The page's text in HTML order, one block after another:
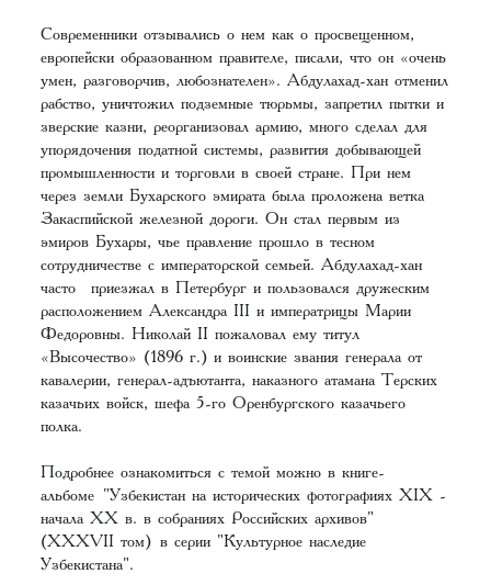
Современники отзывались о нем как о просвещенном,
европейски образованном правителе, писали, что он «очень
умен, разговорчив, любознателен». Абдулахад-хан отменил
рабство, уничтожил подземные тюрьмы, запретил пытки и
зверские казни, реорганизовал армию, много сделал для
упорядочения податной системы, развития добывающей
промышленности и торговли в своей стране. При нем
через земли Бухарского эмирата была проложена ветка
Закаспийской железной дороги. Он стал первым из
эмиров Бухары, чье правление прошло в тесном
сотрудничестве с императорской семьей. Абдулахад-хан
часто приезжал в Петербург и пользовался дружеским
расположением Александра III и императрицы Марии
Федоровны. Николай II пожаловал ему титул
«Высочество» (1896 г.) и воинские звания генерала от
кавалерии, генерал-адъютанта, наказного атамана Терских
казачьих войск, шефа 5-го Оренбургского казачьего
полка.
Подробнее ознакомиться с темой можно в книге-
альбоме "Узбекистан на исторических фотографиях XIX -
начала XX в. в собраниях Российских архивов"
(XXXVII том) в серии "Культурное наследие
Узбекистана".